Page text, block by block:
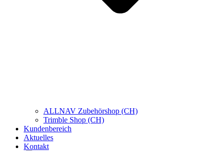
ALLNAV Zubehörshop (CH)
Trimble Shop (CH)
Kundenbereich
Aktuelles
Kontakt